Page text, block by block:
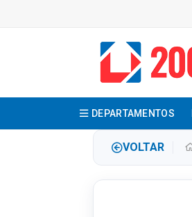
DEPARTAMENTOS
VOLTAR